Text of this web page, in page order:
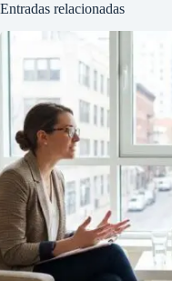
Entradas relacionadas